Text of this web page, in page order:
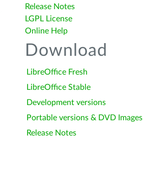
Release Notes
LGPL License
Online Help
Download
LibreOffice Fresh
LibreOffice Stable
Development versions
Portable versions & DVD Images
Release Notes